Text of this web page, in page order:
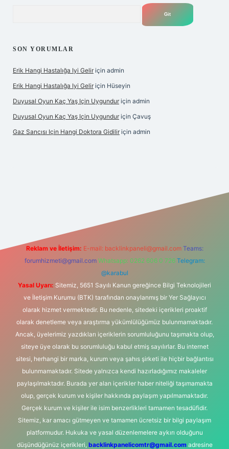
SON YORUMLAR
Erik Hangi Hastalığa Iyi Gelir için admin
Erik Hangi Hastalığa Iyi Gelir için Hüseyin
Duyusal Oyun Kaç Yaş Için Uygundur için admin
Duyusal Oyun Kaç Yaş Için Uygundur için Çavuş
Gaz Sancısı Için Hangi Doktora Gidilir için admin
Reklam ve İletişim: E-mail: backlinkpaneli@gmail.com Teams:
forumhizmeti@gmail.com Whatsapp: 0262 606 0 726 Telegram:
@karabul
Yasal Uyarı: Sitemiz, 5651 Sayılı Kanun gereğince Bilgi Teknolojileri
ve İletişim Kurumu (BTK) tarafından onaylanmış bir Yer Sağlayıcı
olarak hizmet vermektedir. Bu nedenle, sitedeki içerikleri proaktif
olarak denetleme veya araştırma yükümlülüğümüz bulunmamaktadır.
Ancak, üyelerimiz yazdıkları içeriklerin sorumluluğunu taşımakta olup,
siteye üye olarak bu sorumluluğu kabul etmiş sayılırlar. Bu internet
sitesi, herhangi bir marka, kurum veya şahıs şirketi ile hiçbir bağlantısı
bulunmamaktadır. Sitede yalnızca kendi hazırladığımız makaleler
paylaşılmaktadır. Burada yer alan içerikler haber niteliği taşımamakta
olup, gerçek kurum ve kişiler hakkında paylaşım yapılmamaktadır.
Gerçek kurum ve kişiler ile isim benzerlikleri tamamen tesadüfidir.
Sitemiz, kar amacı gütmeyen ve tamamen ücretsiz bir bilgi paylaşım
platformudur. Hukuka ve yasal düzenlemelere aykırı olduğunu
düşündüğünüz içerikleri, backlinkpanelicomtr@gmail.comadresine